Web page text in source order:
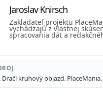
Jaroslav Knirsch
Zakladateľ projektu
vychádzajú z vlastnej
spracovania dát a
Dračí kruhový objazd.